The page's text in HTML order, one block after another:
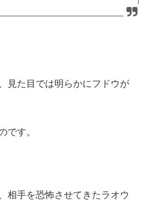
見た目では明らかにフドウが
です。
相手を恐怖させてきたラオウ